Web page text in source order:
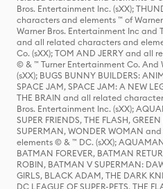
Bros. Entertainment Inc. (sXX);
characters and elements ™ of
Warner Bros. Entertainment Inc and
and all related characters and
Co. (sXX); TOM AND JERRY and
© & ™ Turner Entertainment Co. And
(sXX); BUGS BUNNY BUILDERS:
SPACE JAM, SPACE JAM: A NEW
THE BRAIN and all related
Bros. Entertainment Inc. (sXX);
SUPER FRIENDS, THE FLASH,
SUPERMAN, WONDER WOMAN
elements © & ™ DC. (sXX);
BATMAN FOREVER, BATMAN
ROBIN, BATMAN V SUPERMAN:
GIRLS, BLACK ADAM, THE DARK
DC LEAGUE OF SUPER-PETS, THE